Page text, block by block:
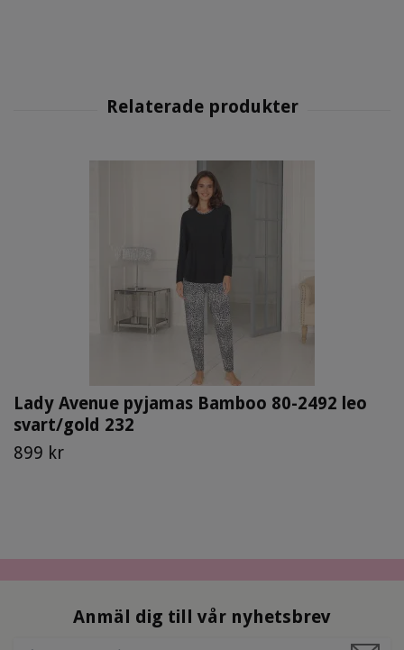
Lady Avenue pyjamas Bamboo 80-2492 leo
svart/gold 232
899 kr
Anmäl dig till vår nyhetsbrev